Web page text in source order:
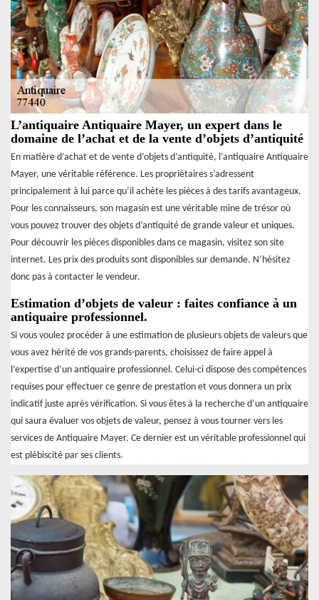
L’antiquaire Antiquaire Mayer, un expert dans le
domaine de l’achat et de la vente d’objets d’antiquité
En matière d’achat et de vente d’objets d’antiquité, l’antiquaire Antiquaire
Mayer, une véritable référence. Les propriétaires s’adressent
principalement à lui parce qu’il achète les pièces à des tarifs avantageux.
Pour les connaisseurs, son magasin est une véritable mine de trésor où
vous pouvez trouver des objets d’antiquité de grande valeur et uniques.
Pour découvrir les pièces disponibles dans ce magasin, visitez son site
internet. Les prix des produits sont disponibles sur demande. N’hésitez
donc pas à contacter le vendeur.
Estimation d’objets de valeur : faites confiance à un
antiquaire professionnel.
Si vous voulez procéder à une estimation de plusieurs objets de valeurs que
vous avez hérité de vos grands-parents, choisissez de faire appel à
l’expertise d’un antiquaire professionnel. Celui-ci dispose des compétences
requises pour effectuer ce genre de prestation et vous donnera un prix
indicatif juste après vérification. Si vous êtes à la recherche d’un antiquaire
qui saura évaluer vos objets de valeur, pensez à vous tourner vers les
services de Antiquaire Mayer. Ce dernier est un véritable professionnel qui
est plébiscité par ses clients.